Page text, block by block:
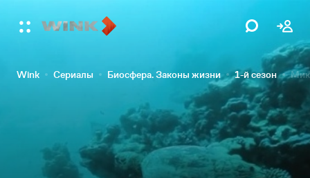
Wink Сериалы Биосфера. Законы жизни 1-й сезон